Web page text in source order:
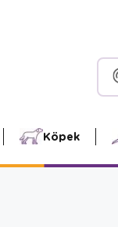
Köpek